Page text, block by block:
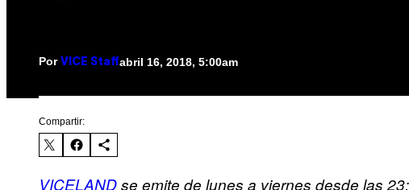
Por VICE Staffabril 16, 2018, 5:00am
Compartir:
VICELANDse emite de lunes a viernes desde las